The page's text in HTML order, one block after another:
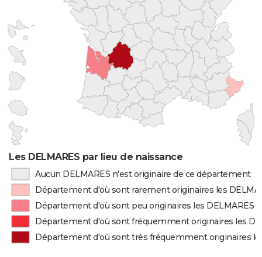
Les DELMARES par lieu de naissance
Aucun DELMARES n'est originaire de ce département
Département d'où sont rarement originaires les
Département d'où sont peu originaires les DELMARES
Département d'où sont fréquemment originaires les
Département d'où sont très fréquemment originaires